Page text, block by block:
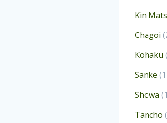
Kin
Chagoi
Kohaku
Sanke
Showa
Tancho